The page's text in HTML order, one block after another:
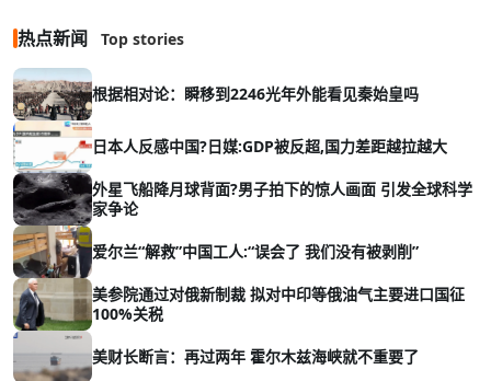
热点新闻 Top stories
根据相对论：瞬移到2246光年外能看见秦始皇吗
日本人反感中国?日媒:GDP被反超,国力差距越拉越大
外星飞船降月球背面?男子拍下的惊人画面 引发全球科学
家争论
爱尔兰“解救”中国工人:“误会了 我们没有被剥削”
美参院通过对俄新制裁 拟对中印等俄油气主要进口国征
100%关税
美财长断言：再过两年 霍尔木兹海峡就不重要了